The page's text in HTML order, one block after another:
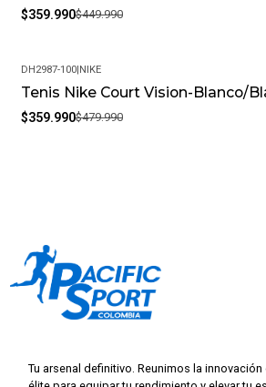
$359.990$449.990
-25%
DH2987-100|NIKE
Tenis Nike Court Vision-Blanco/
$359.990$479.990
Tu arsenal definitivo. Reunimos la